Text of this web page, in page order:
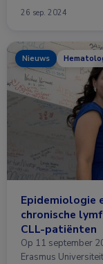
26 sep. 2024
Nieuws
Epidemiologie
chronische
CLL-patiënten
Op 11 september
Erasmus